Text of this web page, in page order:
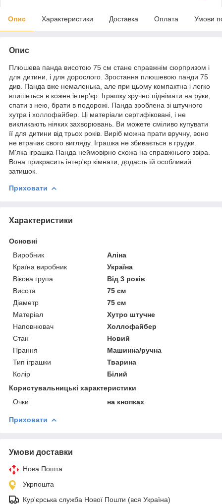
Опис Характеристики Доставка Оплата Умови
Опис
Плюшева панда висотою 75 см стане справжнім сюрпризом і
для дитини, і для дорослого. Зростання плюшевою панди 75
див. Панда вже немаленька, але при цьому компактна і легко
впишеться в кожен інтер'єр. Іграшку зручно піднімати на руки,
спати з нею, брати в подорожі. Панда зроблена зі штучного
хутра і холлофайбер. Ці матеріали сертифіковані, і не
викликають ніяких захворювань. Ви можете сміливо купувати
її для дитини від трьох років. Виріб можна прати вручну, воно
не втрачає свого вигляду. Іграшка не збивається в грудки.
М'яка іграшка Панда неймовірно схожа на справжнього звіра.
Вона прикрасить інтер'єр кімнати, додасть їй особливий
затишок.
Приховати
Характеристики
Основні
Виробник
Аліна
Країна виробник
Україна
Вікова група
Від 3 років
Висота
75 см
Діаметр
75 см
Матеріал
Хутро штучне
Наповнювач
Холлофайбер
Стан
Новий
Прання
Машинна/ручна
Тип іграшки
Тварина
Колір
Білий
Користувальницькі характеристики
Очки
на кнопках
Приховати
Умови доставки
Нова Пошта
Укрпошта
Кур'єрська служба Нової Пошти (вся Україна)